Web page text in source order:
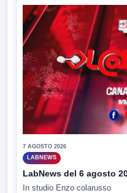
7 AGOSTO 2026
LABNEWS
LabNews del 6 agosto
In studio Enzo colarusso